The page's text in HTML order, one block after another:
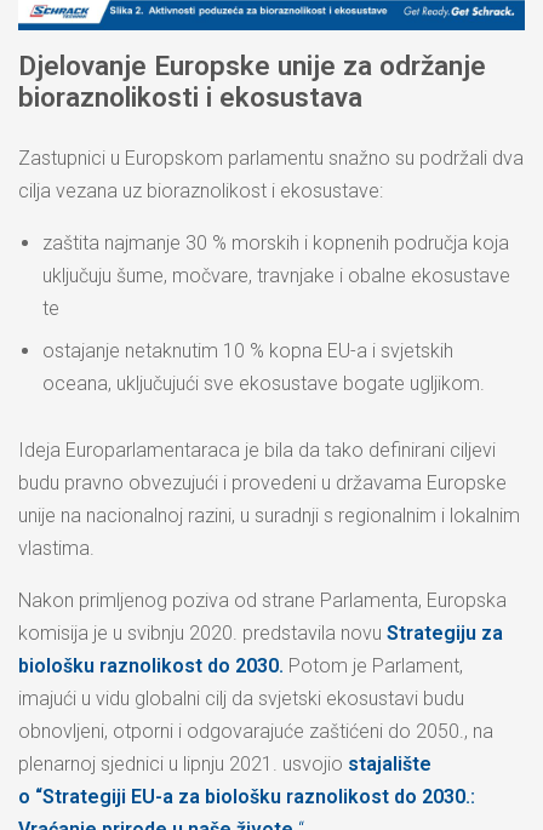
Djelovanje Europske unije za održanje
bioraznolikosti i ekosustava
Zastupnici u Europskom parlamentu snažno su podržali dva
cilja vezana uz bioraznolikost i ekosustave:
zaštita najmanje 30 % morskih i kopnenih područja koja
uključuju šume, močvare, travnjake i obalne ekosustave
te
ostajanje netaknutim 10 % kopna EU-a i svjetskih
oceana, uključujući sve ekosustave bogate ugljikom.
Ideja Europarlamentaraca je bila da tako definirani ciljevi
budu pravno obvezujući i provedeni u državama Europske
unije na nacionalnoj razini, u suradnji s regionalnim i lokalnim
vlastima.
Nakon primljenog poziva od strane Parlamenta, Europska
komisija je u svibnju 2020. predstavila novu Strategiju za
biološku raznolikost do 2030. Potom je Parlament,
imajući u vidu globalni cilj da svjetski ekosustavi budu
obnovljeni, otporni i odgovarajuće zaštićeni do 2050., na
plenarnoj sjednici u lipnju 2021. usvojio stajalište
o “Strategiji EU-a za biološku raznolikost do 2030.: